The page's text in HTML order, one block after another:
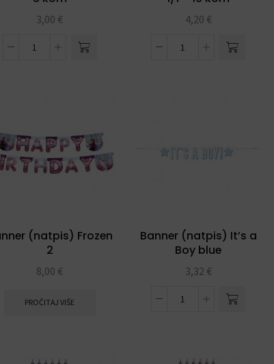
3,00 € 4,20 €
(natpis) Frozen
2
8,00 €
PROČITAJ VIŠE
Banner (natpis) It’s a
Boy blue
3,32 €